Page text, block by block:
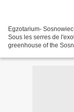
Egzotarium-
Sous les serres de
greenhouse of the